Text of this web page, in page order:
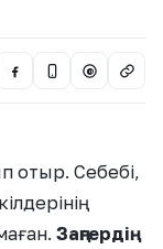
@
отыр. Себебі,
Заңгердің